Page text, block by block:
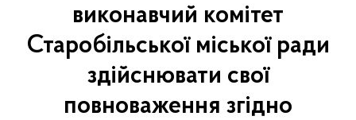
виконавчий комітет
Старобільської міської ради
здійснювати свої
повноваження згідно